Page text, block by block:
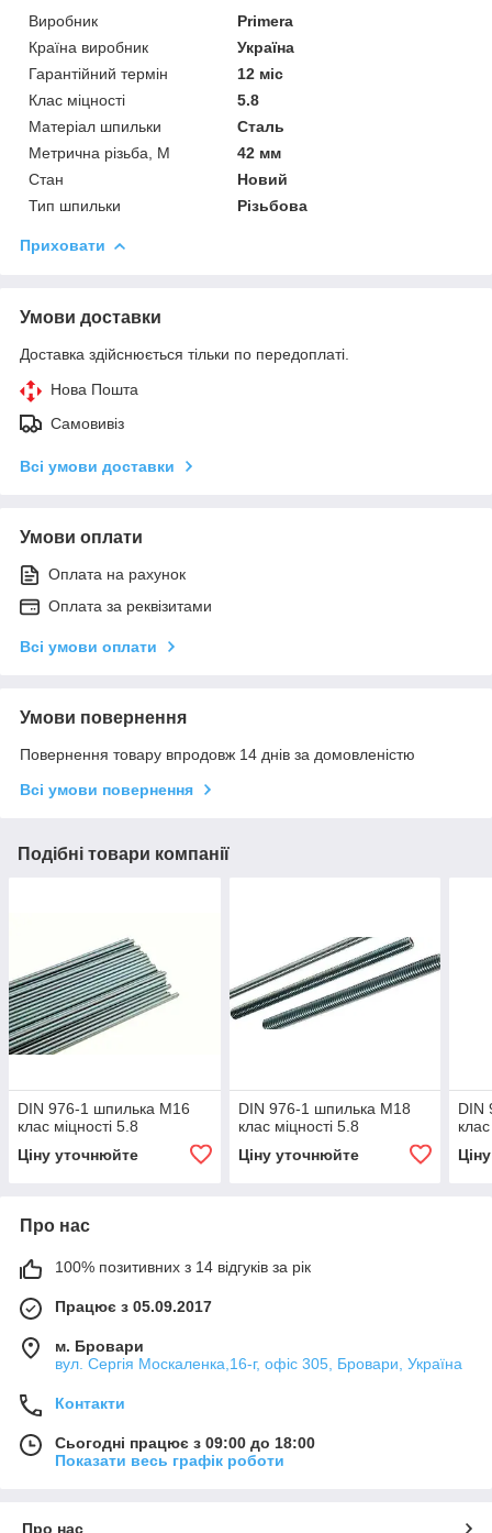
Виробник
Primera
Країна виробник
Україна
Гарантійний термін
12 міс
Клас міцності
5.8
Матеріал шпильки
Сталь
Метрична різьба, М
42 мм
Стан
Новий
Тип шпильки
Різьбова
Приховати
Умови доставки
Доставка здійснюється тільки по передоплаті.
Нова Пошта
Самовивіз
Всі умови доставки
Умови оплати
Оплата на рахунок
Оплата за реквізитами
Всі умови оплати
Умови повернення
Повернення товару впродовж 14 днів за домовленістю
Всі умови повернення
Подібні товари компанії
DIN 976-1 шпилька М16
клас міцності 5.8
Ціну уточнюйте
DIN 976-1 шпилька М18
клас міцності 5.8
Ціну уточнюйте
DIN
Про нас
100% позитивних з 14 відгуків за рік
Працює з 05.09.2017
м. Бровари
вул. Сергія Москаленка,16-г, офіс 305, Бровари, Україна
Контакти
Сьогодні працює з 09:00 до 18:00
Показати весь графік роботи
Про нас